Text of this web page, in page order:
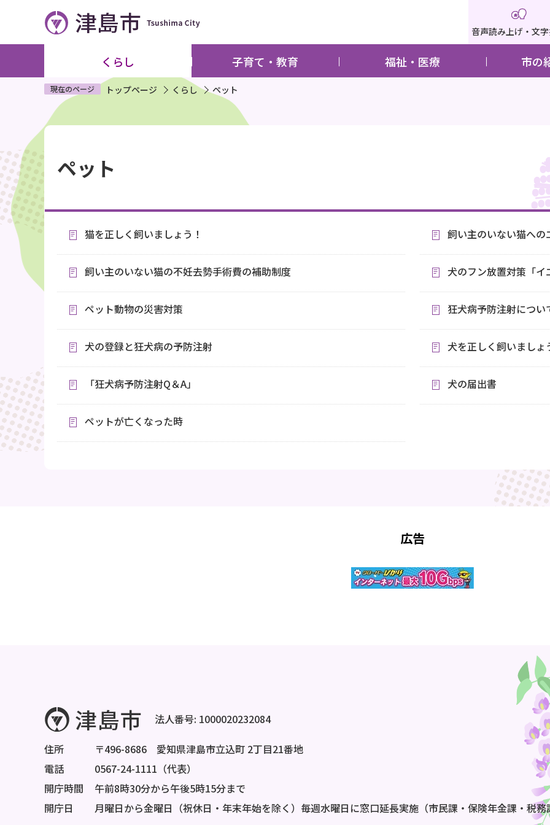
ペ
ジ
す
音声読み上げ・文
くらし 子育て・教育 福祉・医療 市の
現在のページ トップページ くらし ペット
文
こ
こ
か
ら
ペット
猫を正しく飼いましょう！ 飼い主のいない猫への
飼い主のいない猫の不妊去勢手術費の補助制度 犬のフン放置対策「
ペット動物の災害対策 狂犬病予防注射につい
犬の登録と狂犬病の予防注射 犬を正しく飼いましょ
「狂犬病予防注射Q＆A」 犬の届出書
ペットが亡くなった時
広告
法人番号: 1000020232084
住所
〒496-8686 愛知県津島市立込町 2丁目21番地
電話
0567-24-1111（代表）
開庁時間
午前8時30分から午後5時15分まで
開庁日
月曜日から金曜日（祝休日・年末年始を除く）毎週水曜日に窓口延長実施（市民課・保険年金課・税